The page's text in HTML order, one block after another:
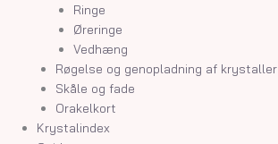
Ringe
Øreringe
Vedhæng
Røgelse og genopladning af krystaller
Skåle og fade
Orakelkort
Krystalindex